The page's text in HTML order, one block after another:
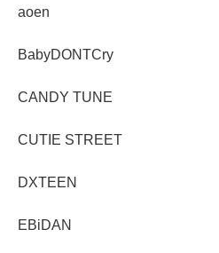
aoen
BabyDONTCry
CANDY TUNE
CUTIE STREET
DXTEEN
EBiDAN